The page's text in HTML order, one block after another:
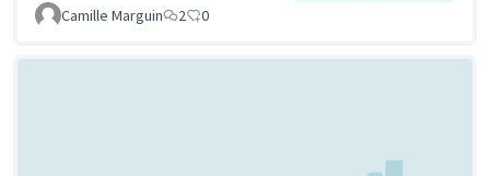
Camille Marguin
2 0